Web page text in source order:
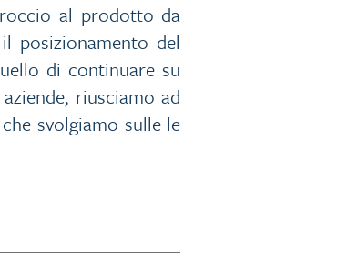
al prodotto da
posizionamento del
di continuare su
riusciamo ad
svolgiamo sulle le